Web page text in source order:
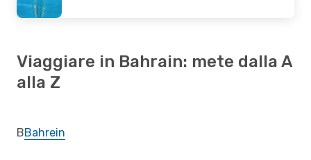
Viaggiare in Bahrain: mete dalla A
alla Z
BBahrein